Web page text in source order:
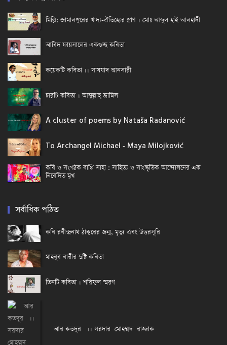
মিল্লি: জামালপুরের খাদ্য-ঐতিহ্যের প্রাণ । মোঃ আব্দুল হাই আলহাদী
আবিদ ফায়সালের একগুচ্ছ কবিতা
কয়েকটি কবিতা ।। সাযযাদ আনসারী
চারটি কবিতা । আব্দুল্লাহ্ জামিল
A cluster of poems by Nataša Radanović
To Archangel Michael - Maya Milojković
কবি ও সংগঠক বাপ্পি সাহা : সাহিত্য ও সাংস্কৃতিক আন্দোলনের এক
নিবেদিত মুখ
সর্বাধিক পঠিত
কবি রবীন্দ্রনাথ ঠাকুরের জন্ম, মৃত্যু এবং উত্তরসূরি
মাহবুব বারীর দুটি কবিতা
তিনটি কবিতা । শরিফুল স্মরণ
আর কতদূর ।। সরদার মোহম্মদ রাজ্জাক